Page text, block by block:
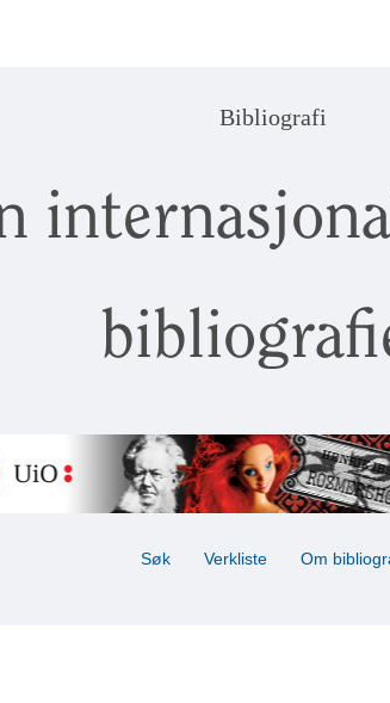
Bibliografi
Søk Verkliste Om